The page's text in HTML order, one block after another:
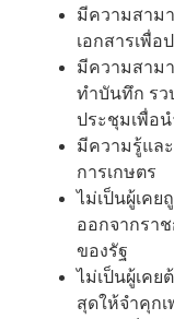
มีความสาม
เอกสารเพื่อ
มีความสาม
ทำบันทึก รว
ประชุมเพื่อ
มีความรู้แล
การเกษตร
ไม่เป็นผู้เค
ออกจากรา
ของรัฐ
ไม่เป็นผู้เค
สุดให้จำคุก